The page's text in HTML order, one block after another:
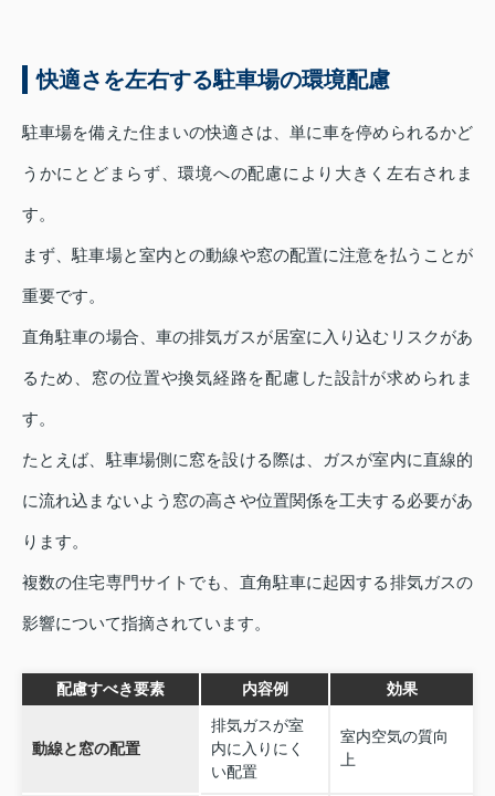
快適さを左右する駐車場の環境配慮
駐車場を備えた住まいの快適さは、単に車を停められるかど
うかにとどまらず、環境への配慮により大きく左右されま
す。
まず、駐車場と室内との動線や窓の配置に注意を払うことが
重要です。
直角駐車の場合、車の排気ガスが居室に入り込むリスクがあ
るため、窓の位置や換気経路を配慮した設計が求められま
す。
たとえば、駐車場側に窓を設ける際は、ガスが室内に直線的
に流れ込まないよう窓の高さや位置関係を工夫する必要があ
ります。
複数の住宅専門サイトでも、直角駐車に起因する排気ガスの
影響について指摘されています。
配慮すべき要素 内容例 効果
動線と窓の配置
排気ガスが室
内に入りにく
い配置
室内空気の質向
上